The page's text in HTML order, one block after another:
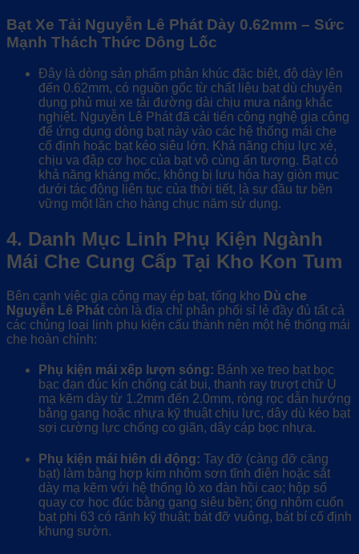
Bạt Xe Tải Nguyễn Lê Phát Dày 0.62mm – Sức
Mạnh Thách Thức Dông Lốc
Đây là dòng sản phẩm phân khúc đặc biệt, độ dày lên
đến 0.62mm, có nguồn gốc từ chất liệu bạt dù chuyên
dụng phủ mui xe tải đường dài chịu mưa nắng khắc
nghiệt. Nguyễn Lê Phát đã cải tiến công nghệ gia công
để ứng dụng dòng bạt này vào các hệ thống mái che
cố định hoặc bạt kéo siêu lớn. Khả năng chịu lực xé,
chịu va đập cơ học của bạt vô cùng ấn tượng. Bạt có
khả năng kháng mốc, không bị lưu hóa hay giòn mục
dưới tác động liên tục của thời tiết, là sự đầu tư bền
vững một lần cho hàng chục năm sử dụng.
4. Danh Mục Linh Phụ Kiện Ngành
Mái Che Cung Cấp Tại Kho Kon Tum
Bên cạnh việc gia công may ép bạt, tổng kho Dù che
Nguyễn Lê Phát còn là địa chỉ phân phối sỉ lẻ đầy đủ tất cả
các chủng loại linh phụ kiện cấu thành nên một hệ thống mái
che hoàn chỉnh:
Phụ kiện mái xếp lượn sóng: Bánh xe treo bạt bọc
bạc đạn đúc kín chống cát bụi, thanh ray trượt chữ U
mạ kẽm dày từ 1.2mm đến 2.0mm, ròng rọc dẫn hướng
bằng gang hoặc nhựa kỹ thuật chịu lực, dây dù kéo bạt
sợi cường lực chống co giãn, dây cáp bọc nhựa.
Phụ kiện mái hiên di động: Tay đỡ (càng đỡ căng
bạt) làm bằng hợp kim nhôm sơn tĩnh điện hoặc sắt
dày mạ kẽm với hệ thống lò xo đàn hồi cao; hộp số
quay cơ học đúc bằng gang siêu bền; ống nhôm cuốn
bạt phi 63 có rãnh kỹ thuật; bát đỡ vuông, bát bí cố định
khung sườn.